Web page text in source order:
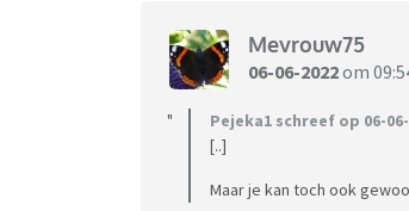
Mevrouw75
06-06-2022om
Pejeka1 schreef op 06-06-
[..]
Maar je kan toch ook